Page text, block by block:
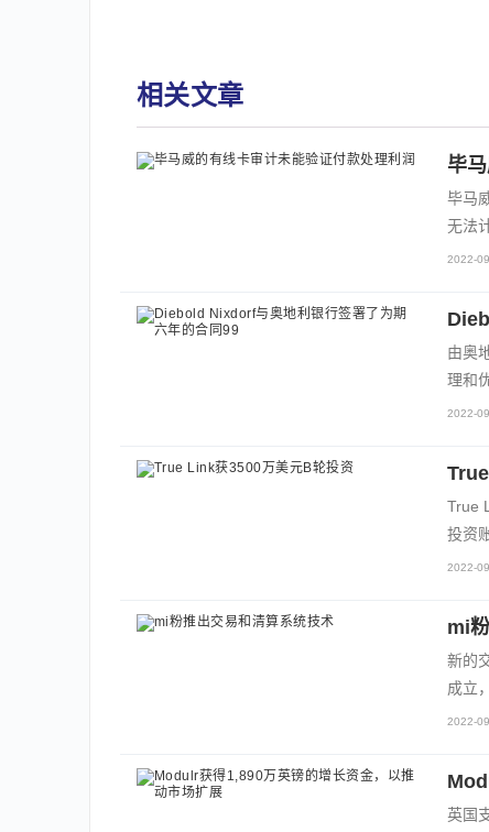
相关文章
毕
毕马
无法
2022-
由奥
理和
2022-
True
投资
2022-
mi
新的
成立
2022-
英国